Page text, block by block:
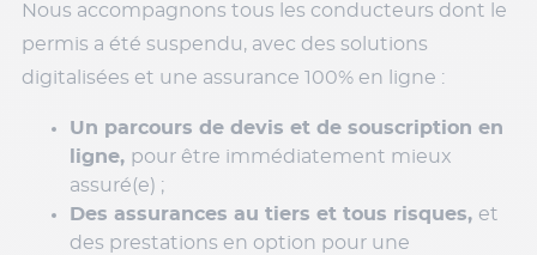
Nous accompagnons tous les conducteurs dont le
permis a été suspendu, avec des solutions
digitalisées et une assurance 100% en ligne :
Un parcours de devis et de souscription en
ligne, pour être immédiatement mieux
assuré(e) ;
Des assurances au tiers et tous risques, et
des prestations en option pour une